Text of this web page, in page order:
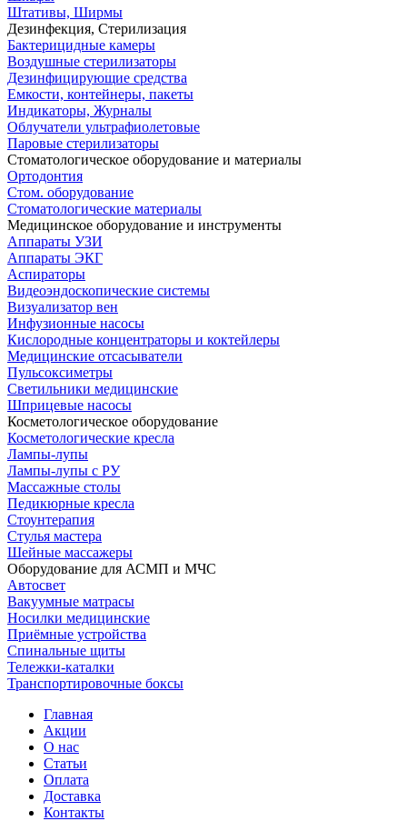
Штативы, Ширмы
Дезинфекция, Стерилизация
Бактерицидные камеры
Воздушные стерилизаторы
Дезинфицирующие средства
Емкости, контейнеры, пакеты
Индикаторы, Журналы
Облучатели ультрафиолетовые
Паровые стерилизаторы
Стоматологическое оборудование и материалы
Ортодонтия
Стом. оборудование
Стоматологические материалы
Медицинское оборудование и инструменты
Аппараты УЗИ
Аппараты ЭКГ
Аспираторы
Видеоэндоскопические системы
Визуализатор вен
Инфузионные насосы
Кислородные концентраторы и коктейлеры
Медицинские отсасыватели
Пульсоксиметры
Светильники медицинские
Шприцевые насосы
Косметологическое оборудование
Косметологические кресла
Лампы-лупы
Лампы-лупы с РУ
Массажные столы
Педикюрные кресла
Стоунтерапия
Стулья мастера
Шейные массажеры
Оборудование для АСМП и МЧС
Автосвет
Вакуумные матрасы
Носилки медицинские
Приёмные устройства
Спинальные щиты
Тележки-каталки
Транспортировочные боксы
Главная
Акции
О нас
Статьи
Оплата
Доставка
Контакты